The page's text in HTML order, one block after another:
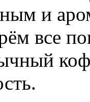
и
все